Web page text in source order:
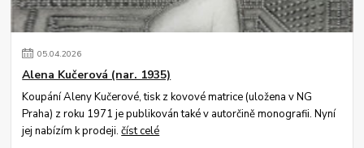
05.04.2026
Alena Kučerová (nar. 1935)
Koupání Aleny Kučerové, tisk z kovové matrice (uložena v NG
Praha) z roku 1971 je publikován také v autorčině monografii. Nyní
jej nabízím k prodeji.číst celé